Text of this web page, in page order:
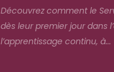
Découvrez comment le
dès leur premier jour dans
l’apprentissage continu, à...